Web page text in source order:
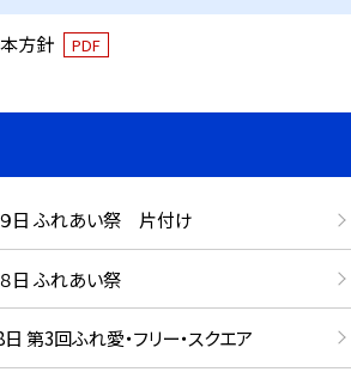
方針 PDF
９日 ふれあい祭 片付け
日 ふれあい祭
第3回ふれ愛・フリー・スクエア